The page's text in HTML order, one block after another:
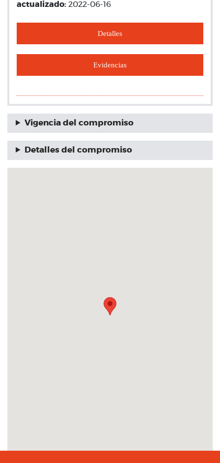
actualizado: 2022-06-16
Detalles
Evidencias
Vigencia del compromiso
Detalles del compromiso